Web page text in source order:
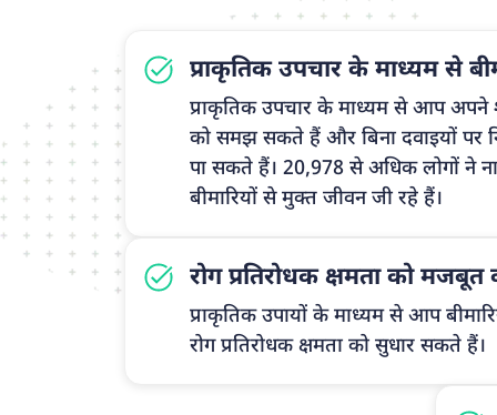
प्राकृतिक उपचार के माध्यम से
प्राकृतिक उपचार के माध्यम से आप अपने
को समझ सकते हैं और बिना दवाइयों पर
पा सकते हैं। 20,978 से अधिक लोगों ने
बीमारियों से मुक्त जीवन जी रहे हैं।
रोग प्रतिरोधक क्षमता को मजबूत
प्राकृतिक उपायों के माध्यम से आप
रोग प्रतिरोधक क्षमता को सुधार सकते हैं।